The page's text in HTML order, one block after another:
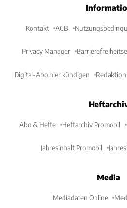
Kontakt AGB
Privacy Manager
Digital-Abo hier kündigen Redaktion
Abo & Hefte Heftarchiv Promobil
Jahresinhalt Promobil
Media
Mediadaten Online